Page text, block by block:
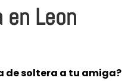
Leon
de soltera a tu amiga?